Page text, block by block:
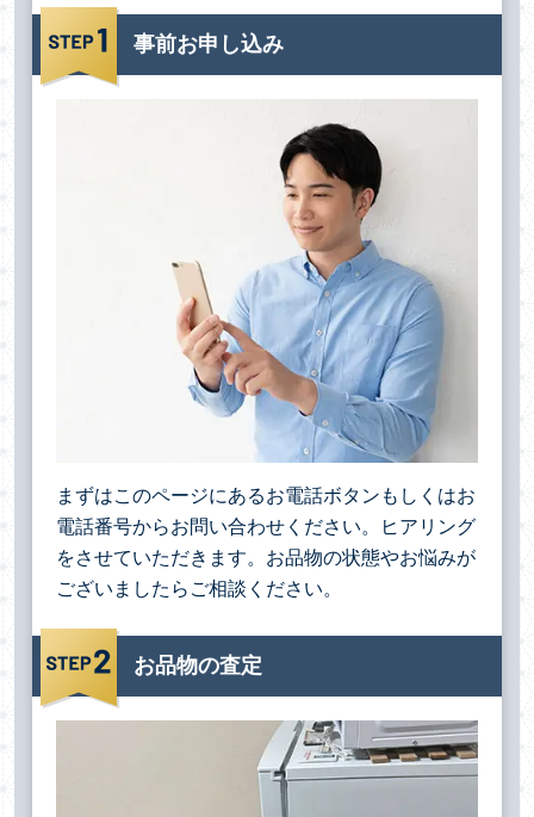
事前お申し込み
まずはこのページにあるお電話ボタンもしくはお
電話番号からお問い合わせください。ヒアリング
をさせていただきます。お品物の状態やお悩みが
ございましたらご相談ください。
お品物の査定